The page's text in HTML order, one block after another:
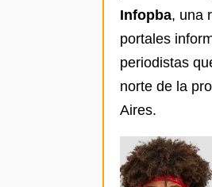
Infopba, una
portales
periodistas
norte de la
Aires.